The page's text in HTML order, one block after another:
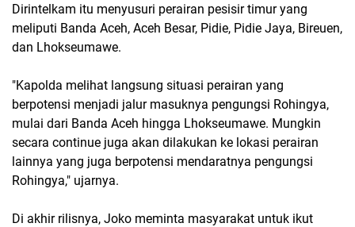
Dirintelkam itu menyusuri perairan pesisir timur yang
meliputi Banda Aceh, Aceh Besar, Pidie, Pidie Jaya, Bireuen,
dan Lhokseumawe.
"Kapolda melihat langsung situasi perairan yang
berpotensi menjadi jalur masuknya pengungsi Rohingya,
mulai dari Banda Aceh hingga Lhokseumawe. Mungkin
secara continue juga akan dilakukan ke lokasi perairan
lainnya yang juga berpotensi mendaratnya pengungsi
Rohingya," ujarnya.
Di akhir rilisnya, Joko meminta masyarakat untuk ikut